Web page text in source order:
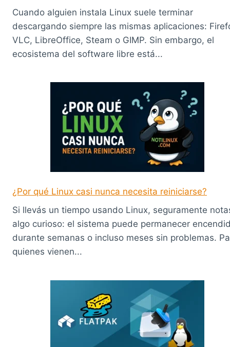
Cuando alguien instala Linux suele terminar
descargando siempre las mismas aplicaciones:
VLC, LibreOffice, Steam o GIMP. Sin embargo, el
ecosistema del software libre está...
¿Por qué Linux casi nunca necesita reiniciarse?
Si llevás un tiempo usando Linux, seguramente
algo curioso: el sistema puede permanecer
durante semanas o incluso meses sin problemas.
quienes vienen...